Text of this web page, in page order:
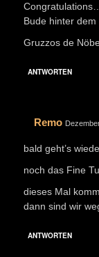
Bude hinter
Gruzzos de
ANTWORTEN
Remo
bald geht’s
noch das Fine
dieses Mal
dann sind wir
ANTWORTEN